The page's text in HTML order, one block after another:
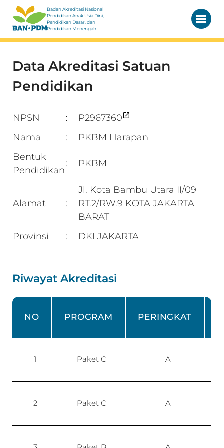
Badan Akreditasi Nasional
Pendidikan Anak Usia Dini,
Pendidikan Dasar, dan
Pendidikan Menengah
Data Akreditasi Satuan
Pendidikan
NPSN :
P2967360
Nama
:
PKBM Harapan
Bentuk
Pendidikan
: PKBM
Alamat :
Jl. Kota Bambu Utara II/09
RT.2/RW.9 KOTA JAKARTA
BARAT
Provinsi
: DKI JAKARTA
Riwayat Akreditasi
NO PROGRAM PERINGKAT
1 Paket C A
2 Paket C A